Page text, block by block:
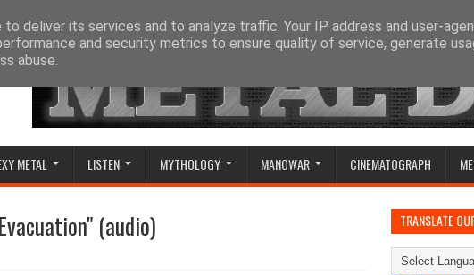
METAL LISTEN MYTHOLOGY MANOWAR CINEMATOGRAPH
(audio) TRANSLATE
deliver its services and to analyze traffic. Your IP address and user-
and security metrics to ensure quality of service, generate
abuse.